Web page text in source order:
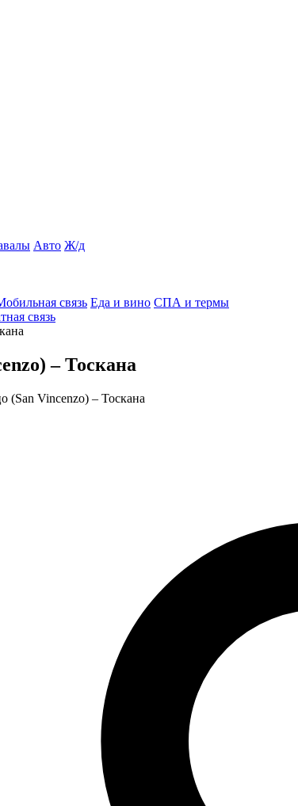
Авто Ж/д
связь Еда и вино СПА и термы
связь
– Тоскана
(San Vincenzo) – Тоскана